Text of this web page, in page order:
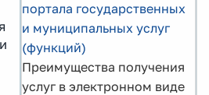
портала государственных
и муниципальных услуг
(функций)
Преимущества получения
услуг в электронном виде